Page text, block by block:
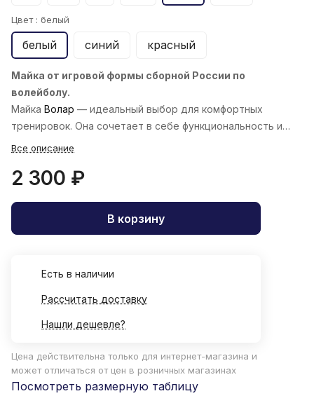
Цвет : белый
белый синий красный
Майка от игровой формы сборной России по
волейболу.
Майка Волар — идеальный выбор для комфортных
тренировок. Она сочетает в себе функциональность и
стиль.
Все описание
2 300 ₽
В корзину
Есть в наличии
Рассчитать доставку
Нашли дешевле?
Цена действительна только для интернет-магазина и
может отличаться от цен в розничных магазинах
Посмотреть размерную таблицу